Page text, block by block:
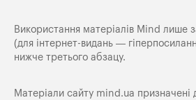
Використання матеріалів Mind лише
(для інтернет-видань —
нижче третього абзацу.
Матеріали сайту mind.ua призначені